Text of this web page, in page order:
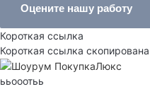
Оцените нашу работу
Короткая ссылка
Короткая ссылка
ььооотьь